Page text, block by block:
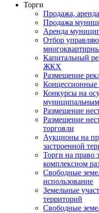
Торги
Продажа,
Продажа
Аренда
Отбор
Капитальный
ЖКХ
Размещение
Концессионные
Конкурсы на
Размещение
Размещение
торговли
Аукционы на
застроенной
Торги на право
комплексном
Свободные
использование
Земельные
территорий
Свободные